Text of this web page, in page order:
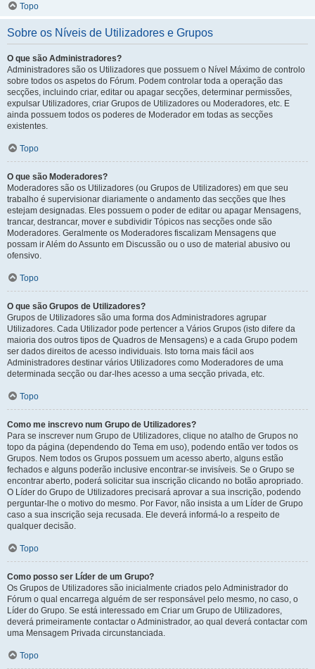
Topo
Sobre os Níveis de Utilizadores e Grupos
O que são Administradores?
Administradores são os Utilizadores que possuem o Nível Máximo de controlo
sobre todos os aspetos do Fórum. Podem controlar toda a operação das
secções, incluindo criar, editar ou apagar secções, determinar permissões,
expulsar Utilizadores, criar Grupos de Utilizadores ou Moderadores, etc. E
ainda possuem todos os poderes de Moderador em todas as secções
existentes.
Topo
O que são Moderadores?
Moderadores são os Utilizadores (ou Grupos de Utilizadores) em que seu
trabalho é supervisionar diariamente o andamento das secções que lhes
estejam designadas. Eles possuem o poder de editar ou apagar Mensagens,
trancar, destrancar, mover e subdividir Tópicos nas secções onde são
Moderadores. Geralmente os Moderadores fiscalizam Mensagens que
possam ir Além do Assunto em Discussão ou o uso de material abusivo ou
ofensivo.
Topo
O que são Grupos de Utilizadores?
Grupos de Utilizadores são uma forma dos Administradores agrupar
Utilizadores. Cada Utilizador pode pertencer a Vários Grupos (isto difere da
maioria dos outros tipos de Quadros de Mensagens) e a cada Grupo podem
ser dados direitos de acesso individuais. Isto torna mais fácil aos
Administradores destinar vários Utilizadores como Moderadores de uma
determinada secção ou dar-lhes acesso a uma secção privada, etc.
Topo
Como me inscrevo num Grupo de Utilizadores?
Para se inscrever num Grupo de Utilizadores, clique no atalho de Grupos no
topo da página (dependendo do Tema em uso), podendo então ver todos os
Grupos. Nem todos os Grupos possuem um acesso aberto, alguns estão
fechados e alguns poderão inclusive encontrar-se invisíveis. Se o Grupo se
encontrar aberto, poderá solicitar sua inscrição clicando no botão apropriado.
O Líder do Grupo de Utilizadores precisará aprovar a sua inscrição, podendo
perguntar-lhe o motivo do mesmo. Por Favor, não insista a um Líder de Grupo
caso a sua inscrição seja recusada. Ele deverá informá-lo a respeito de
qualquer decisão.
Topo
Como posso ser Líder de um Grupo?
Os Grupos de Utilizadores são inicialmente criados pelo Administrador do
Fórum o qual encarrega alguém de ser responsável pelo mesmo, no caso, o
Líder do Grupo. Se está interessado em Criar um Grupo de Utilizadores,
deverá primeiramente contactar o Administrador, ao qual deverá contactar com
uma Mensagem Privada circunstanciada.
Topo